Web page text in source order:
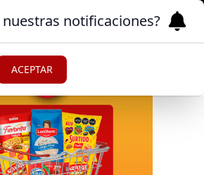
notificaciones?
ACEPTAR